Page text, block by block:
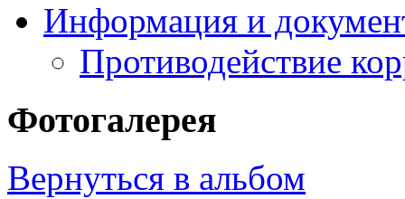
Информация и
Противодействие
Фотогалерея
Вернуться в альбом